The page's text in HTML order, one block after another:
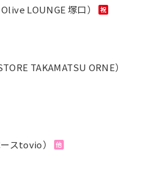
LOUNGE 塚口）
祝
TAKAMATSU ORNE）
スtovio） 他